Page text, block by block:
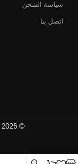
سياسة الشحن
اتصل بنا
© 2026